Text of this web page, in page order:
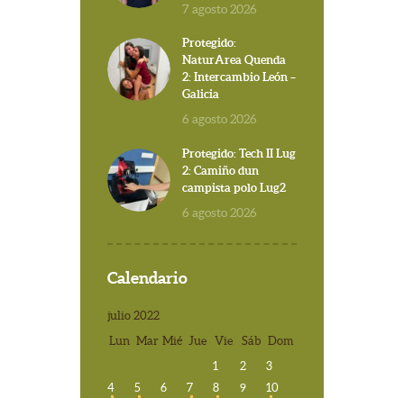
7 agosto 2026
Protegido:
NaturArea Quenda
2: Intercambio León –
Galicia
6 agosto 2026
Protegido: Tech II Lug
2: Camiño dun
campista polo Lug2
6 agosto 2026
Calendario
julio 2022
Lun Mar Mié Jue Vie Sáb Dom
1
2
3
4
5 6 7 8 9
10